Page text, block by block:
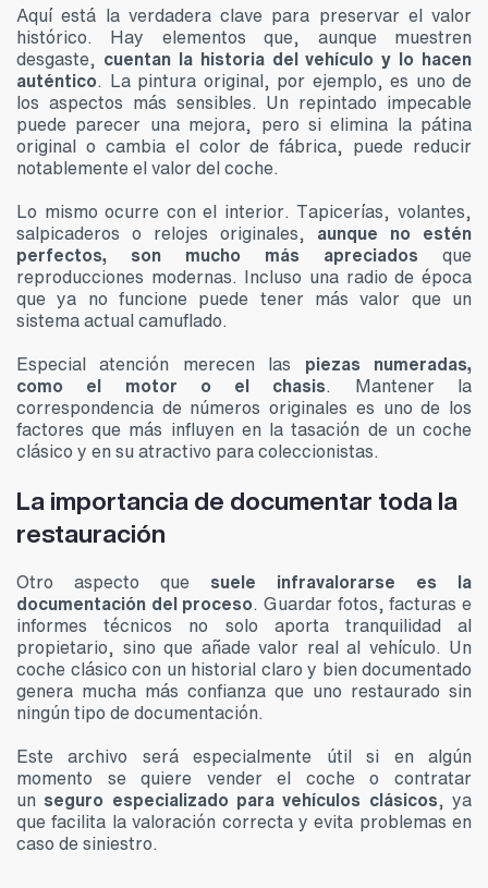
Aquí está la verdadera clave para preservar el valor
histórico. Hay elementos que, aunque muestren
desgaste, cuentan la historia del vehículo y lo hacen
auténtico. La pintura original, por ejemplo, es uno de
los aspectos más sensibles. Un repintado impecable
puede parecer una mejora, pero si elimina la pátina
original o cambia el color de fábrica, puede reducir
notablemente el valor del coche.
Lo mismo ocurre con el interior. Tapicerías, volantes,
salpicaderos o relojes originales, aunque no estén
perfectos, son mucho más apreciados que
reproducciones modernas. Incluso una radio de época
que ya no funcione puede tener más valor que un
sistema actual camuflado.
Especial atención merecen las piezas numeradas,
como el motor o el chasis. Mantener la
correspondencia de números originales es uno de los
factores que más influyen en la tasación de un coche
clásico y en su atractivo para coleccionistas.
La importancia de documentar toda la
restauración
Otro aspecto que suele infravalorarse es la
documentación del proceso. Guardar fotos, facturas e
informes técnicos no solo aporta tranquilidad al
propietario, sino que añade valor real al vehículo. Un
coche clásico con un historial claro y bien documentado
genera mucha más confianza que uno restaurado sin
ningún tipo de documentación.
Este archivo será especialmente útil si en algún
momento se quiere vender el coche o contratar
un seguro especializado para vehículos clásicos, ya
que facilita la valoración correcta y evita problemas en
caso de siniestro.